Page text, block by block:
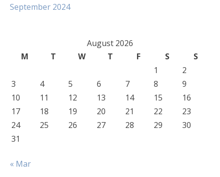
September 2024
August 2026
M
T W T F S
S
1
2
3
4 5 6 7 8
9
10
11 12 13 14 15
16
17
18 19 20 21 22
23
24
25 26 27 28 29
30
31
« Mar